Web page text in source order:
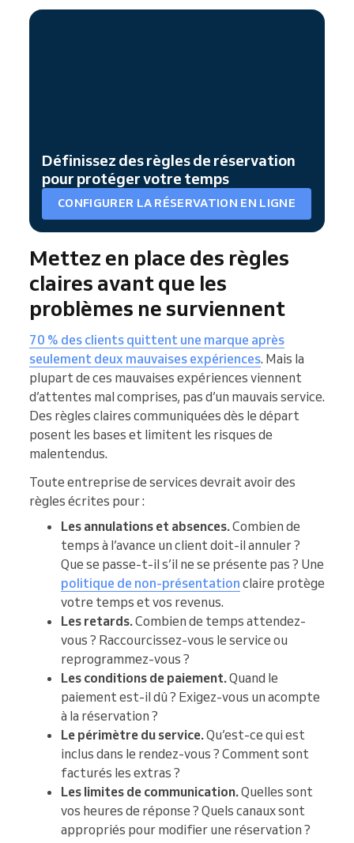
Définissez des règles de réservation
pour protéger votre temps
CONFIGURER LA RÉSERVATION EN LIGNE
Mettez en place des règles
claires avant que les
problèmes ne surviennent
70 % des clients quittent une marque après
seulement deux mauvaises expériences. Mais la
plupart de ces mauvaises expériences viennent
d’attentes mal comprises, pas d’un mauvais service.
Des règles claires communiquées dès le départ
posent les bases et limitent les risques de
malentendus.
Toute entreprise de services devrait avoir des
règles écrites pour :
Les annulations et absences.Combien de
temps à l’avance un client doit-il annuler ?
Que se passe-t-il s’il ne se présente pas ? Une
politique de non-présentation claire protège
votre temps et vos revenus.
Les retards.Combien de temps attendez-
vous ? Raccourcissez-vous le service ou
reprogrammez-vous ?
Les conditions de paiement.Quand le
paiement est-il dû ? Exigez-vous un acompte
à la réservation ?
Le périmètre du service.Qu’est-ce qui est
inclus dans le rendez-vous ? Comment sont
facturés les extras ?
Les limites de communication.Quelles sont
vos heures de réponse ? Quels canaux sont
appropriés pour modifier une réservation ?